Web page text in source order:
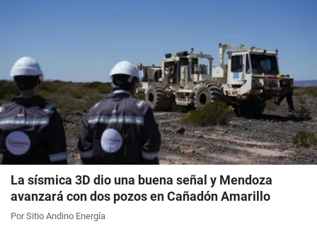
La sísmica 3D dio una buena señal y Mendoza
avanzará con dos pozos en Cañadón Amarillo
Por Sitio Andino Energía